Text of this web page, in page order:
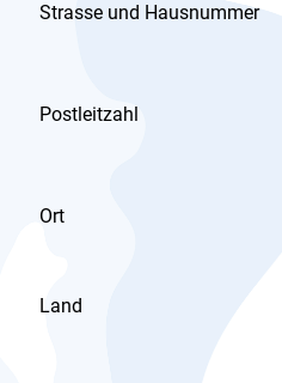
Strasse und Hausnummer
Postleitzahl
Ort
Land